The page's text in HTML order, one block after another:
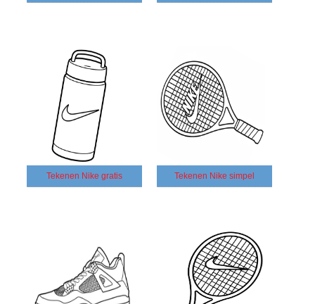
Tekenen Nike gratis Tekenen Nike simpel